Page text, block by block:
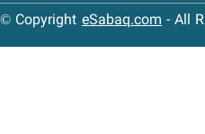
© Copyright eSabaq.com- All